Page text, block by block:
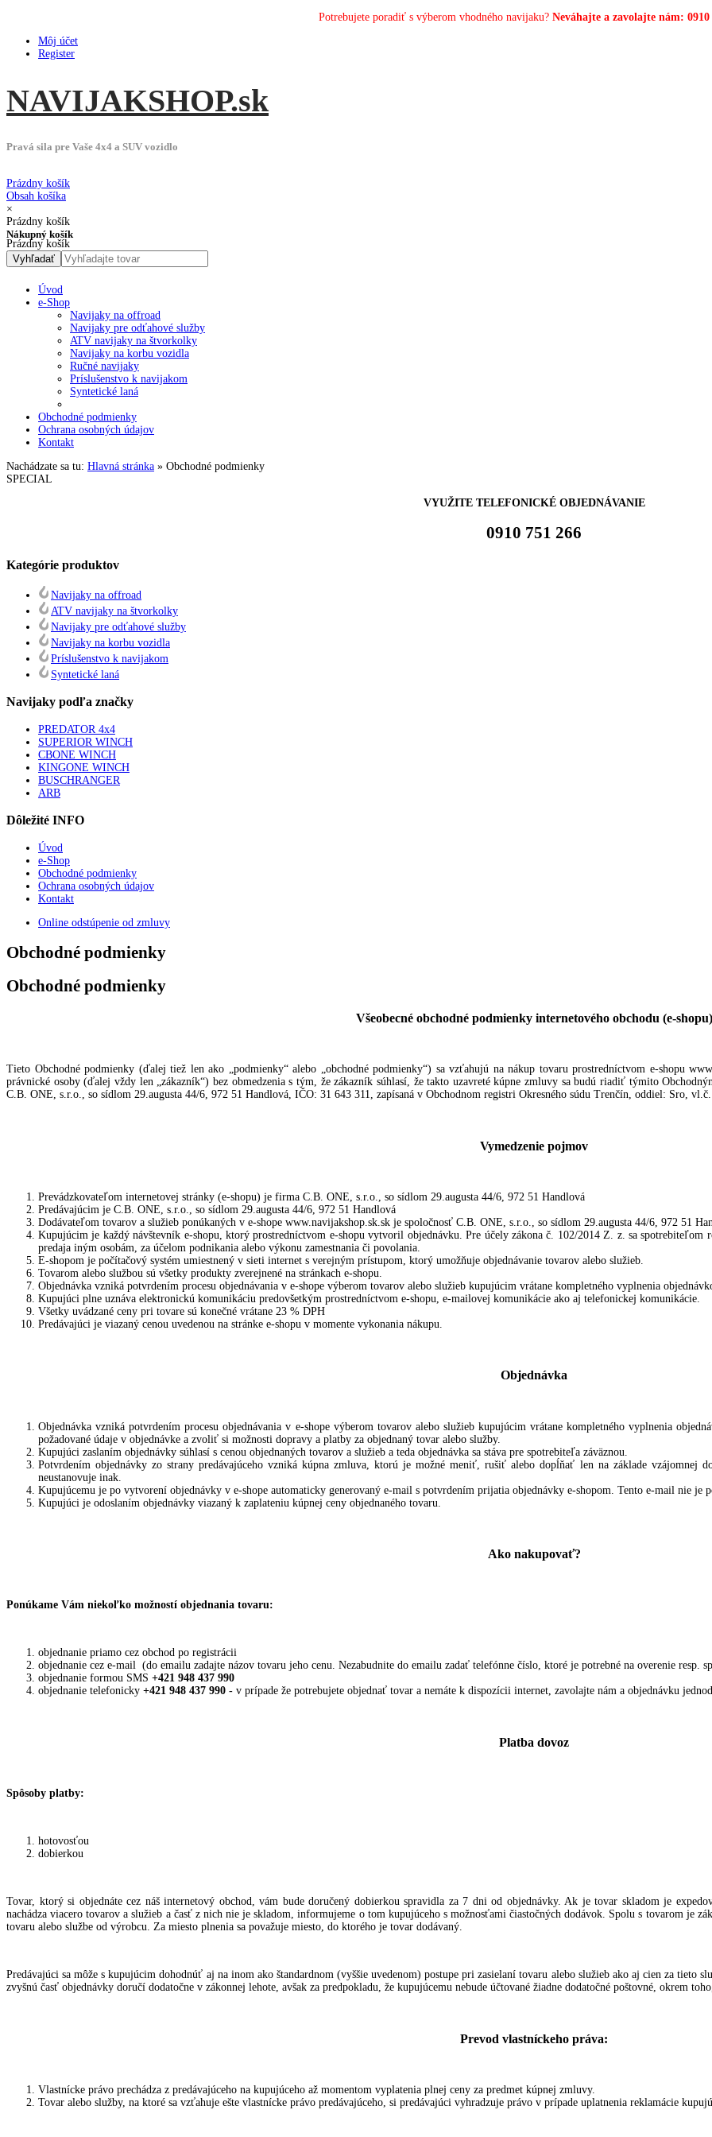
Potrebujete poradiť s výberom vhodného navijaku? Neváhajte a zavolajte nám: 0910
Môj účet
Register
NAVIJAKSHOP.sk
Pravá sila pre Vaše 4x4 a SUV vozidlo
Prázdny košík
Obsah košíka
×
Prázdny košík
Nákupný košík
Prázdny košík
Úvod
e-Shop
Navijaky na offroad
Navijaky pre odťahové služby
ATV navijaky na štvorkolky
Navijaky na korbu vozidla
Ručné navijaky
Príslušenstvo k navijakom
Syntetické laná
Obchodné podmienky
Ochrana osobných údajov
Kontakt
Nachádzate sa tu: Hlavná stránka » Obchodné podmienky
SPECIAL
VYUŽITE TELEFONICKÉ OBJEDNÁVANIE
0910 751 266
Kategórie produktov
Navijaky na offroad
ATV navijaky na štvorkolky
Navijaky pre odťahové služby
Navijaky na korbu vozidla
Príslušenstvo k navijakom
Syntetické laná
Navijaky podľa značky
PREDATOR 4x4
SUPERIOR WINCH
CBONE WINCH
KINGONE WINCH
BUSCHRANGER
ARB
Dôležité INFO
Úvod
e-Shop
Obchodné podmienky
Ochrana osobných údajov
Kontakt
Online odstúpenie od zmluvy
Obchodné podmienky
Obchodné podmienky
Všeobecné obchodné podmienky internetového obchodu (e-shopu)
Tieto Obchodné podmienky (ďalej tiež len ako „podmienky“ alebo „obchodné podmienky“) sa vzťahujú na nákup tovaru prostredníctvom e-shopu
právnické osoby (ďalej vždy len „zákazník“) bez obmedzenia s tým, že zákazník súhlasí, že takto uzavreté kúpne zmluvy sa budú riadiť týmito
C.B. ONE, s.r.o., so sídlom 29.augusta 44/6, 972 51 Handlová, IČO: 31 643 311, zapísaná v Obchodnom registri Okresného súdu Trenčín, oddiel: Sro,
Vymedzenie pojmov
Prevádzkovateľom internetovej stránky (e-shopu) je firma C.B. ONE, s.r.o., so sídlom 29.augusta 44/6, 972 51 Handlová
Predávajúcim je C.B. ONE, s.r.o., so sídlom 29.augusta 44/6, 972 51 Handlová
Dodávateľom tovarov a služieb ponúkaných v e-shope www.navijakshop.sk.sk je spoločnosť C.B. ONE, s.r.o., so sídlom 29.augusta 44/6, 972 51
Kupujúcim je každý návštevník e-shopu, ktorý prostredníctvom e-shopu vytvoril objednávku. Pre účely zákona č. 102/2014 Z. z. sa
predaja iným osobám, za účelom podnikania alebo výkonu zamestnania či povolania.
E-shopom je počítačový systém umiestnený v sieti internet s verejným prístupom, ktorý umožňuje objednávanie tovarov alebo služieb.
Tovarom alebo službou sú všetky produkty zverejnené na stránkach e-shopu.
Objednávka vzniká potvrdením procesu objednávania v e-shope výberom tovarov alebo služieb kupujúcim vrátane kompletného vyplnenia
Kupujúci plne uznáva elektronickú komunikáciu predovšetkým prostredníctvom e-shopu, e-mailovej komunikácie ako aj telefonickej komunikácie.
Všetky uvádzané ceny pri tovare sú konečné vrátane 23 % DPH
Predávajúci je viazaný cenou uvedenou na stránke e-shopu v momente vykonania nákupu.
Objednávka
Objednávka vzniká potvrdením procesu objednávania v e-shope výberom tovarov alebo služieb kupujúcim vrátane kompletného vyplnenia
požadované údaje v objednávke a zvoliť si možnosti dopravy a platby za objednaný tovar alebo služby.
Kupujúci zaslaním objednávky súhlasí s cenou objednaných tovarov a služieb a teda objednávka sa stáva pre spotrebiteľa záväznou.
Potvrdením objednávky zo strany predávajúceho vzniká kúpna zmluva, ktorú je možné meniť, rušiť alebo dopĺňať len na základe vzájomnej
neustanovuje inak.
Kupujúcemu je po vytvorení objednávky v e-shope automaticky generovaný e-mail s potvrdením prijatia objednávky e-shopom. Tento e-mail nie je
Kupujúci je odoslaním objednávky viazaný k zaplateniu kúpnej ceny objednaného tovaru.
Ako nakupovať?
Ponúkame Vám niekoľko možností objednania tovaru:
objednanie priamo cez obchod po registrácii
objednanie cez e-mail (do emailu zadajte názov tovaru jeho cenu. Nezabudnite do emailu zadať telefónne číslo, ktoré je potrebné na overenie resp.
objednanie formou SMS +421 948 437 990
objednanie telefonicky +421 948 437 990 - v prípade že potrebujete objednať tovar a nemáte k dispozícii internet, zavolajte nám a objednávku
Platba dovoz
Spôsoby platby:
hotovosťou
dobierkou
Tovar, ktorý si objednáte cez náš internetový obchod, vám bude doručený dobierkou spravidla za 7 dni od objednávky. Ak je tovar skladom je
nachádza viacero tovarov a služieb a časť z nich nie je skladom, informujeme o tom kupujúceho s možnosťami čiastočných dodávok. Spolu s tovarom je
tovaru alebo službe od výrobcu. Za miesto plnenia sa považuje miesto, do ktorého je tovar dodávaný.
Predávajúci sa môže s kupujúcim dohodnúť aj na inom ako štandardnom (vyššie uvedenom) postupe pri zasielaní tovaru alebo služieb ako aj cien za tieto
zvyšnú časť objednávky doručí dodatočne v zákonnej lehote, avšak za predpokladu, že kupujúcemu nebude účtované žiadne dodatočné poštovné, okrem
Prevod vlastníckeho práva:
Vlastnícke právo prechádza z predávajúceho na kupujúceho až momentom vyplatenia plnej ceny za predmet kúpnej zmluvy.
Tovar alebo služby, na ktoré sa vzťahuje ešte vlastnícke právo predávajúceho, si predávajúci vyhradzuje právo v prípade uplatnenia reklamácie